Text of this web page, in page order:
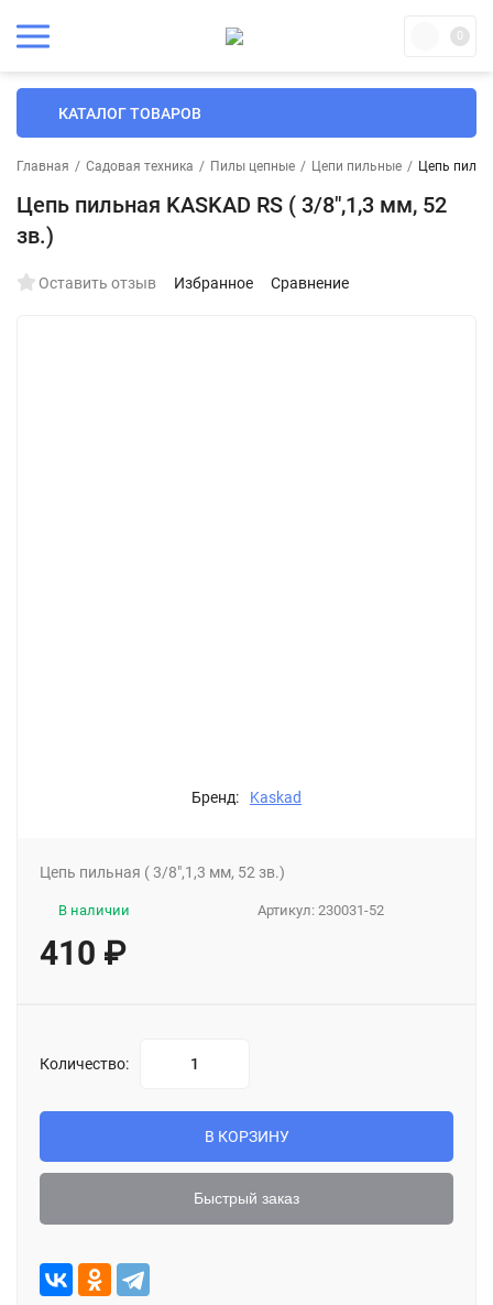
0
КАТАЛОГ ТОВАРОВ
Главная / Садовая техника / Пилы цепные / Цепи пильные / Цепь
Цепь пильная KASKAD RS ( 3/8",1,3 мм, 52
зв.)
Оставить отзыв Избранное Сравнение
Бренд: Kaskad
Цепь пильная ( 3/8",1,3 мм, 52 зв.)
Артикул: 230031-52
В наличии
410 ₽
Количество:
В КОРЗИНУ
Быстрый заказ